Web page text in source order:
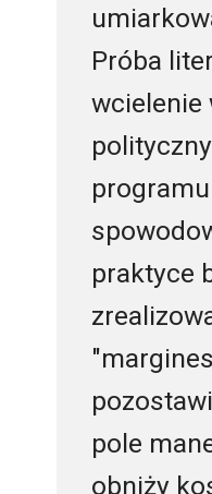
Próba
wcielenie
praktyce
pole
obniży